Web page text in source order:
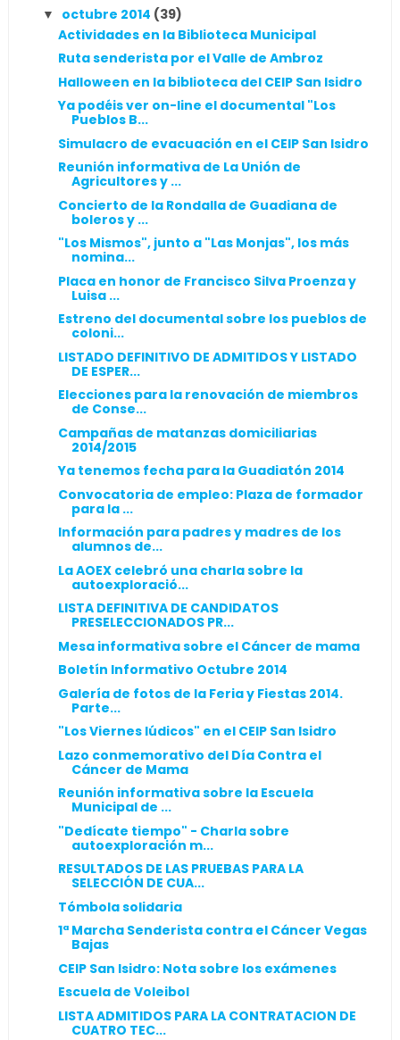
▼ octubre 2014 (39)
Actividades en la Biblioteca Municipal
Ruta senderista por el Valle de Ambroz
Halloween en la biblioteca del CEIP San Isidro
Ya podéis ver on-line el documental "Los
Pueblos B...
Simulacro de evacuación en el CEIP San Isidro
Reunión informativa de La Unión de
Agricultores y ...
Concierto de la Rondalla de Guadiana de
boleros y ...
"Los Mismos", junto a "Las Monjas", los más
nomina...
Placa en honor de Francisco Silva Proenza y
Luisa ...
Estreno del documental sobre los pueblos de
coloni...
LISTADO DEFINITIVO DE ADMITIDOS Y LISTADO
DE ESPER...
Elecciones para la renovación de miembros
de Conse...
Campañas de matanzas domiciliarias
2014/2015
Ya tenemos fecha para la Guadiatón 2014
Convocatoria de empleo: Plaza de formador
para la ...
Información para padres y madres de los
alumnos de...
La AOEX celebró una charla sobre la
autoexploració...
LISTA DEFINITIVA DE CANDIDATOS
PRESELECCIONADOS PR...
Mesa informativa sobre el Cáncer de mama
Boletín Informativo Octubre 2014
Galería de fotos de la Feria y Fiestas 2014.
Parte...
"Los Viernes lúdicos" en el CEIP San Isidro
Lazo conmemorativo del Día Contra el
Cáncer de Mama
Reunión informativa sobre la Escuela
Municipal de ...
"Dedícate tiempo" - Charla sobre
autoexploración m...
RESULTADOS DE LAS PRUEBAS PARA LA
SELECCIÓN DE CUA...
Tómbola solidaria
1ª Marcha Senderista contra el Cáncer Vegas
Bajas
CEIP San Isidro: Nota sobre los exámenes
Escuela de Voleibol
LISTA ADMITIDOS PARA LA CONTRATACION DE
CUATRO TEC...